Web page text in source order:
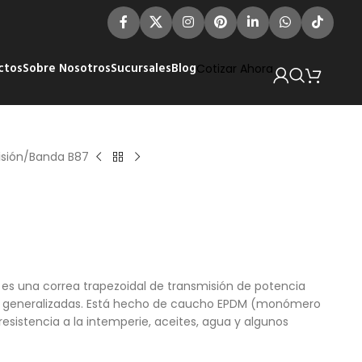
Sobre NosotrosSucursalesBlogCotizar Ahora
Banda B87
es una correa trapezoidal de transmisión de potencia
Está hecho de caucho EPDM (monómero
a la intemperie, aceites, agua y algunos